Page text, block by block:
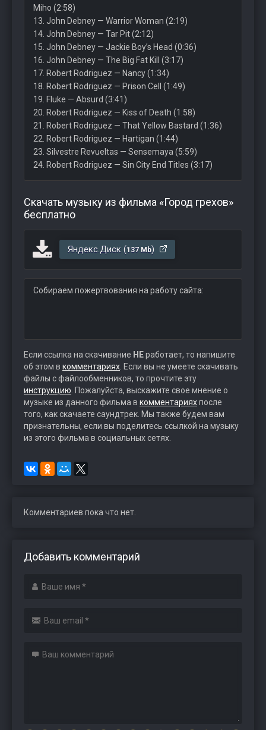
Miho (2:58)
13. John Debney — Warrior Woman (2:19)
14. John Debney — Tar Pit (2:12)
15. John Debney — Jackie Boy’s Head (0:36)
16. John Debney — The Big Fat Kill (3:17)
17. Robert Rodriguez — Nancy (1:34)
18. Robert Rodriguez — Prison Cell (1:49)
19. Fluke — Absurd (3:41)
20. Robert Rodriguez — Kiss of Death (1:58)
21. Robert Rodriguez — That Yellow Bastard (1:36)
22. Robert Rodriguez — Hartigan (1:44)
23. Silvestre Revueltas — Sensemaya (5:59)
24. Robert Rodriguez — Sin City End Titles (3:17)
Скачать музыку из фильма «Город грехов»
бесплатно
Яндекс.Диск (137 Mb)
Собираем пожертвования на работу сайта:
Если ссылка на скачивание НЕработает, то напишите
об этом в комментариях . Если вы не умеете скачивать
файлы с файлообменников, то прочтите эту
инструкцию . Пожалуйста, выскажите свое мнение о
музыке из данного фильма в комментарияхпосле
того, как скачаете саундтрек. Мы также будем вам
признательны, если вы поделитесь ссылкой на музыку
из этого фильма в социальных сетях.
Комментариев пока что нет.
Добавить комментарий